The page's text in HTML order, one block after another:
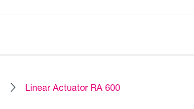
Linear Actuator RA 600